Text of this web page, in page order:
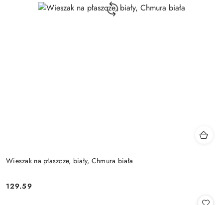
Wieszak na płaszcze, biały, Chmura biała
Cena:
129.59